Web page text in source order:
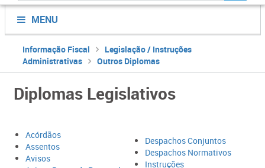
MENU
Informação Fiscal
Legislação / Instruções
Administrativas
Outros Diplomas
Diplomas Legislativos
Acórdãos
Assentos
Avisos
Despachos Conjuntos
Despachos Normativos
Instruções